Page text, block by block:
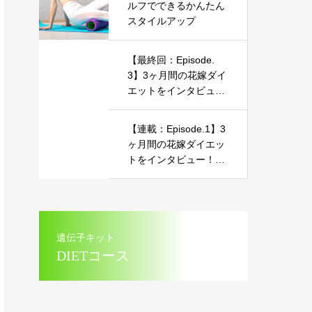
ルフでできるかんたん
スタイルアップ
【最終回：Episode.
3】3ヶ月間の花嫁ダイ
エットをインタビュ
お話～
【連載：Episode.1】3
ヶ月間の花嫁ダイエッ
トをインタビュー！～
遺伝子キット
DIETコース